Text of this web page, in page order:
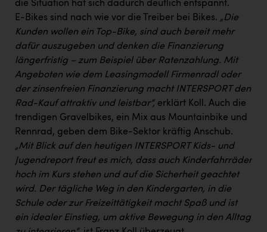
die Situation hat sich dadurch deutlich entspannt.
E-Bikes sind nach wie vor die Treiber bei Bikes. „Die
Kunden wollen ein Top-Bike, sind auch bereit mehr
dafür auszugeben und denken die Finanzierung
längerfristig – zum Beispiel über Ratenzahlung. Mit
Angeboten wie dem Leasingmodell Firmenradl oder
der zinsenfreien Finanzierung macht INTERSPORT den
Rad-Kauf attraktiv und leistbar“, erklärt Koll. Auch die
trendigen Gravelbikes, ein Mix aus Mountainbike und
Rennrad, geben dem Bike-Sektor kräftig Anschub.
„Mit Blick auf den heutigen INTERSPORT Kids- und
Jugendreport freut es mich, dass auch Kinderfahrräder
hoch im Kurs stehen und auf die Sicherheit geachtet
wird. Der tägliche Weg in den Kindergarten, in die
Schule oder zur Freizeittätigkeit macht Spaß und ist
ein idealer Einstieg, um aktive Bewegung in den Alltag